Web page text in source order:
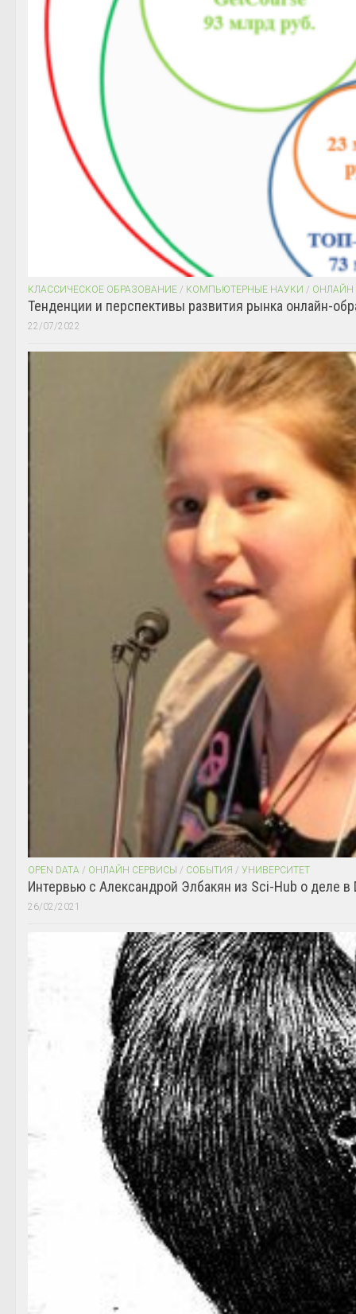
КЛАССИЧЕСКОЕ ОБРАЗОВАНИЕ / КОМПЬЮТЕРНЫЕ НАУКИ / ОНЛАЙН
Тенденции и перспективы развития рынка онлайн-
22/07/2022
OPEN DATA / ОНЛАЙН СЕРВИСЫ / СОБЫТИЯ / УНИВЕРСИТЕТ
Интервью с Александрой Элбакян из Sci-Hub о деле в
26/02/2021